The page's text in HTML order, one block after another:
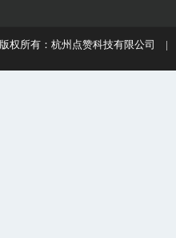
版权所有：杭州点赞科技有限公司